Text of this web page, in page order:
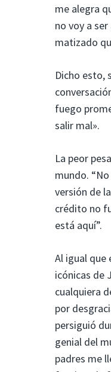
me alegra
no voy a
matizado
Dicho esto,
fuego
salir mal».
La peor
mundo.
versión de
crédito no
está aquí”.
Al igual que
icónicas de
cualquiera
por
persiguió
genial del
padres me